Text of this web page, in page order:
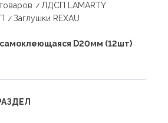
ЛДСП LAMARTY
Заглушки REXAU
самоклеющаяся D20мм (12шт)